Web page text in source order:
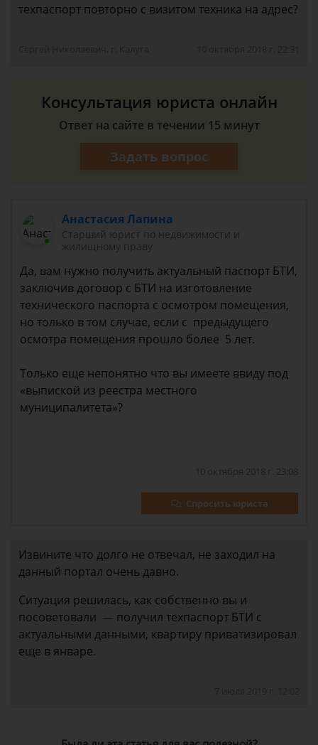
техпаспорт повторно с визитом техника на адрес?
Консультация юриста онлайн
Ответ на сайте в течении 15 минут
Задать вопрос
Анастасия Лапина
Старший юрист по недвижимости и
жилищному праву
Да, вам нужно получить актуальный паспорт БТИ,
заключив договор с БТИ на изготовление
технического паспорта с осмотром помещения,
но только в том случае, если с предыдущего
осмотра помещения прошло более 5 лет.
Только еще непонятно что вы имеете ввиду под
«выпиской из реестра местного
муниципалитета»?
10 октября 2018 г. 23:08
Спросить юриста
Извините что долго не отвечал, не заходил на
данный портал очень давно.
Ситуация решилась, как собственно вы и
посоветовали — получил техпаспорт БТИ с
актуальными данными, квартиру приватизировал
еще в январе.